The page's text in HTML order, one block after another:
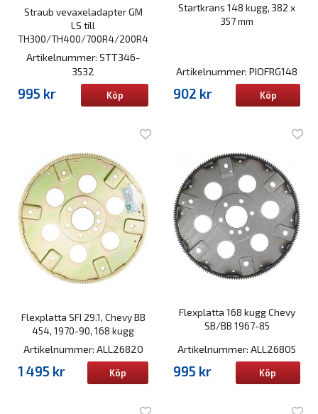
Straub vevaxeladapter GM
LS till
TH300/TH400/700R4/200R4
Artikelnummer: STT346-
3532
995 kr Köp
Startkrans 148 kugg, 382 x
357 mm
Artikelnummer: PIOFRG148
902 kr Köp
Flexplatta SFI 29.1, Chevy BB
454, 1970-90, 168 kugg
Artikelnummer: ALL26820
1 495 kr Köp
Flexplatta 168 kugg Chevy
SB/BB 1967-85
Artikelnummer: ALL26805
995 kr Köp